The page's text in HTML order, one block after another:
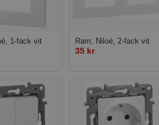
1-fack vit Ram, Niloé, 2-fack vit
35 kr